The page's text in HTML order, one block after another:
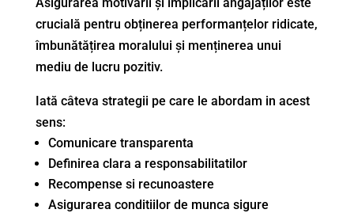
crucială pentru obținerea performanțelor ridicate,
îmbunătățirea moralului și menținerea unui
mediu de lucru pozitiv.
Iată câteva strategii pe care le abordam in acest
sens:
Comunicare transparenta
Definirea clara a responsabilitatilor
Recompense si recunoastere
Asigurarea conditiilor de munca sigure